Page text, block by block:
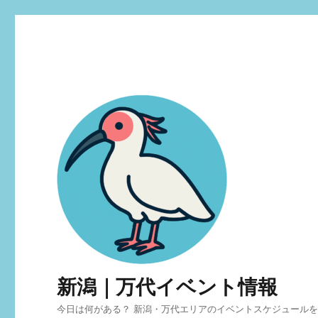
新潟｜万代イベント情報
今日は何がある？ 新潟・万代エリアのイベントスケジュールを